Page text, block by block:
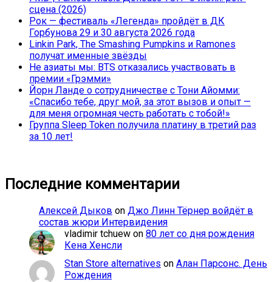
сцена (2026)
Рок — фестиваль «Легенда» пройдёт в ДК
Горбунова 29 и 30 августа 2026 года
Linkin Park, The Smashing Pumpkins и Ramones
получат именные звёзды
Не азиаты мы: BTS отказались участвовать в
премии «Грэмми»
Йорн Ланде о сотрудничестве с Тони Айомми:
«Спасибо тебе, друг мой, за этот вызов и опыт —
для меня огромная честь работать с тобой!»
Группа Sleep Token получила платину в третий раз
за 10 лет!
Последние комментарии
Алексей Дыков on Джо Линн Тёрнер войдёт в
состав жюри Интервидения
vladimir tchuew on 80 лет со дня рождения
Кена Хенсли
Stan Store alternatives on Алан Парсонс. День
Рождения